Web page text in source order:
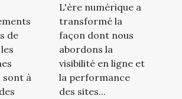
de
à
L'ère numérique a
transformé la
façon dont nous
abordons la
visibilité en ligne et
la performance
des sites...